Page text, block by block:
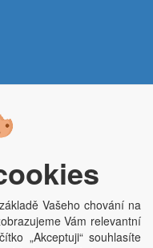
Vašeho chování na
Vám relevantní
„Akceptuji“ souhlasíte